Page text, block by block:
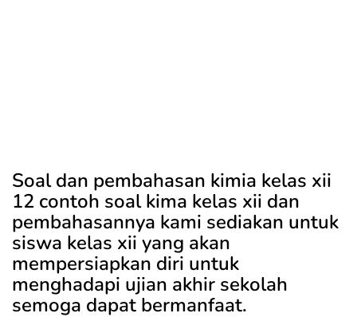
Soal dan pembahasan kimia kelas xii
12 contoh soal kima kelas xii dan
pembahasannya kami sediakan untuk
siswa kelas xii yang akan
mempersiapkan diri untuk
menghadapi ujian akhir sekolah
semoga dapat bermanfaat.